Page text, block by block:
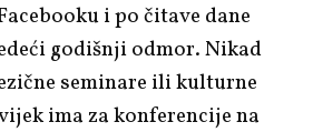
i po čitave dane
godišnji odmor. Nikad
seminare ili kulturne
ima za konferencije na